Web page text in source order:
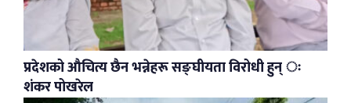
प्रदेशको औचित्य छैन भन्नेहरू सङ्घीयता विरोधी हुन् ः
शंकर पोखरेल